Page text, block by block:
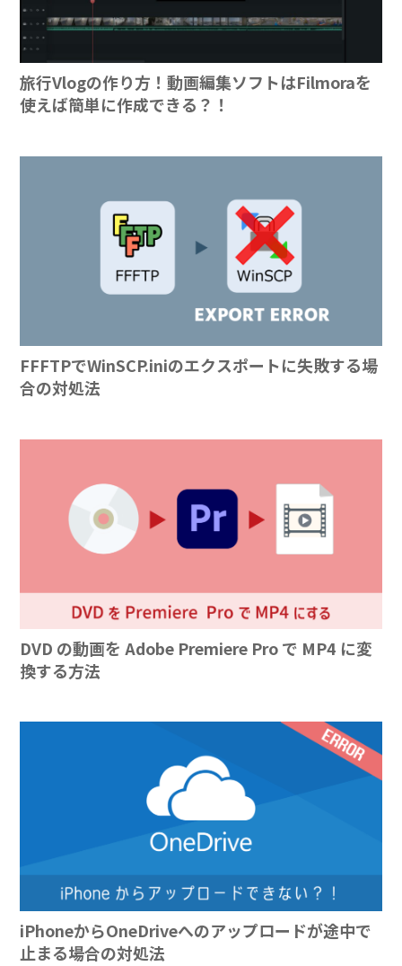
旅行Vlogの作り方！動画編集ソフトはFilmoraを
使えば簡単に作成できる？！
FFFTPでWinSCP.iniのエクスポートに失敗する場
合の対処法
DVD の動画を Adobe Premiere Pro で MP4 に変
換する方法
iPhoneからOneDriveへのアップロードが途中で
止まる場合の対処法